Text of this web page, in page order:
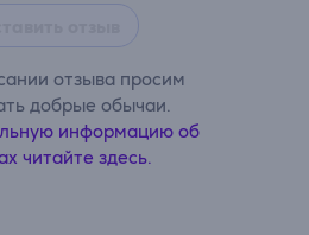
отзыва просим
добрые обычаи.
информацию об
читайте здесь.